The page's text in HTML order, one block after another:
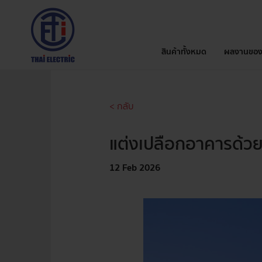
สินค้าทั้งหมด ผลงานขอ
< กลับ
แต่งเปลือกอาคารด้
12 Feb 2026